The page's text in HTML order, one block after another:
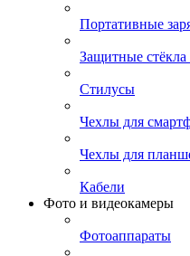
Портативные
Защитные
Стилусы
Чехлы для
Чехлы для
Кабели
Фото и видеокамеры
Фотоаппараты